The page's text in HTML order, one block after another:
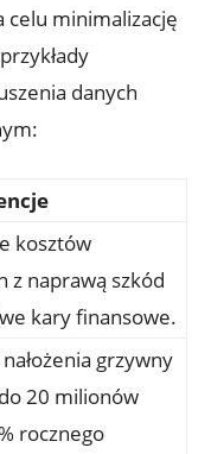
celu minimalizację
danych
kosztów
z naprawą szkód
kary finansowe.
grzywny
20 milionów
rocznego